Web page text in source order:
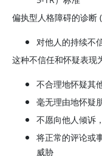
偏执型人格障碍的诊断 (
对他人的持续不
这种不信任和怀疑表现
不合理地怀疑其
毫无理由地怀疑
不愿向他人倾诉
将正常的评论或
威胁